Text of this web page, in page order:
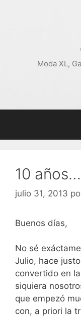
Moda XL,
10 años…
julio 31, 2013
Buenos días,
No sé
Julio, hace
convertido en
siquiera
que empezó
con, a priori la